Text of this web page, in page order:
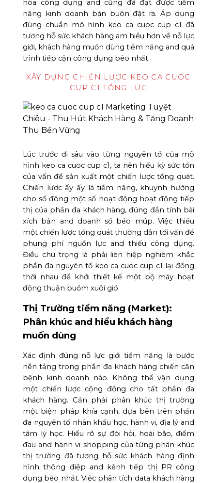
hóa công dụng and cũng đã đạt được tiềm
năng kinh doanh bán buôn đặt ra. Áp dụng
đúng chuẩn mô hình keo ca cuoc cup c1 đã
tương hỗ sức khách hàng am hiểu hơn về nỗ lực
giới, khách hàng muốn dùng tiềm năng and quá
trình tiếp cận công dụng béo nhất.
XÂY DỰNG CHIẾN LƯỢC KEO CA CUOC
CUP C1 TỔNG LỰC
Lúc trước đi sâu vào từng nguyên tố của mô
hình keo ca cuoc cup c1, ta nên hiếu kỳ sức tổn
của vấn đề sản xuất một chiến lược tổng quát.
Chiến lược ấy ấy là tiềm năng, khuynh hướng
cho số đông một số hoạt động hoạt động tiếp
thị của phần đa khách hàng, đúng đắn tính bài
xích bản and doanh số béo múp. Việc thiếu
một chiến lược tổng quát thường dẫn tới vấn đề
phung phí nguồn lực and thiếu công dụng.
Điều chú trọng là phải liên hiệp nghiêm khắc
phần đa nguyên tố keo ca cuoc cup c1 lại đồng
thời nhau để khởi thiết kế một bộ máy hoạt
động thuận buồm xuôi gió.
Thị Trường tiềm năng (Market):
Phân khúc and hiểu khách hàng
muốn dùng
Xác định đúng nỗ lực giới tiềm năng là bước
nền tảng trong phần đa khách hàng chiến căn
bệnh kinh doanh nào. Không thể vận dụng
một chiến lược cộng đồng cho tất phần đa
khách hàng. Cần phải phân khúc thị trường
một biện pháp khía cạnh, dựa bên trên phần
đa nguyên tố nhân khẩu học, hành vi, địa lý and
tâm lý học. Hiểu rõ sự đòi hỏi, hoài bão, điểm
đau and hành vi shopping của từng phân khúc
thị trường đã tương hỗ sức khách hàng định
hình thông điệp and kênh tiếp thị PR công
dụng béo nhất. Việc phân tích data khách hàng